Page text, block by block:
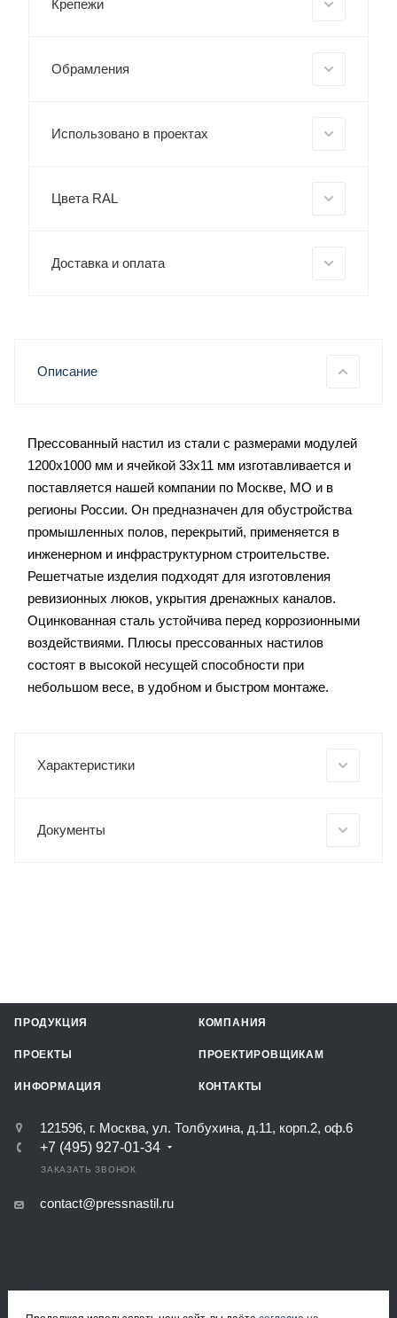
Крепежи
Обрамления
Использовано в проектах
Цвета RAL
Доставка и оплата
Описание
Прессованный настил из стали с размерами модулей
1200x1000 мм и ячейкой 33x11 мм изготавливается и
поставляется нашей компании по Москве, МО и в
регионы России. Он предназначен для обустройства
промышленных полов, перекрытий, применяется в
инженерном и инфраструктурном строительстве.
Решетчатые изделия подходят для изготовления
ревизионных люков, укрытия дренажных каналов.
Оцинкованная сталь устойчива перед коррозионными
воздействиями. Плюсы прессованных настилов
состоят в высокой несущей способности при
небольшом весе, в удобном и быстром монтаже.
Характеристики
Документы
ПРОДУКЦИЯ КОМПАНИЯ
ПРОЕКТЫ ПРОЕКТИРОВЩИКАМ
ИНФОРМАЦИЯ КОНТАКТЫ
121596, г. Москва, ул. Толбухина, д.11, корп.2, оф.6
+7 (495) 927-01-34
ЗАКАЗАТЬ ЗВОНОК
contact@pressnastil.ru